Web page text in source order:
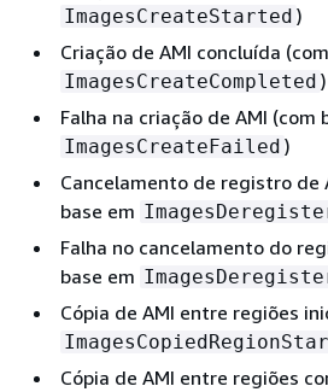
ImagesCreateStarted )
Criação de AMI concluída
ImagesCreateCompleted )
Falha na criação de AMI (com
ImagesCreateFailed )
Cancelamento de registro de
base em
Falha no cancelamento do
base em
Cópia de AMI entre regiões
Cópia de AMI entre regiões